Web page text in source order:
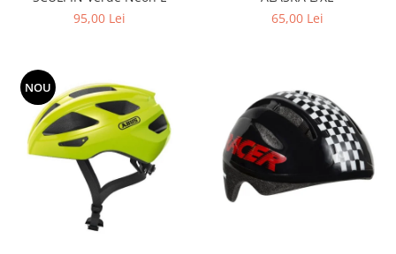
95,00 Lei
65,00 Lei
NOU